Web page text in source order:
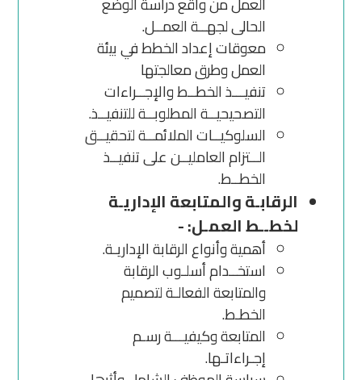
الحالى لجهــة العمــل.
معوقات إعداد الخطط في بيئة
العمل وطرق معالجتها
تنفيـــذ الخطــط والإجــراءات
التصحيحيــة المطلوبــة للتنفيــذ.
السلوكيــات الملائمــة لتحقيــق
الــتزام العامليــن على تنفيــذ
الخطــط.
الرقابـة والمتابعة الإداريـة
لخطــط العمـل: -
أهمية وأنواع الرقابة الإداريـة.
استخــدام أسلـوب الرقابة
والمتابعة الفعالـة لتصميم
الخطـط.
المتابعة وكيفيـــة رسـم
إجـراءاتـها.